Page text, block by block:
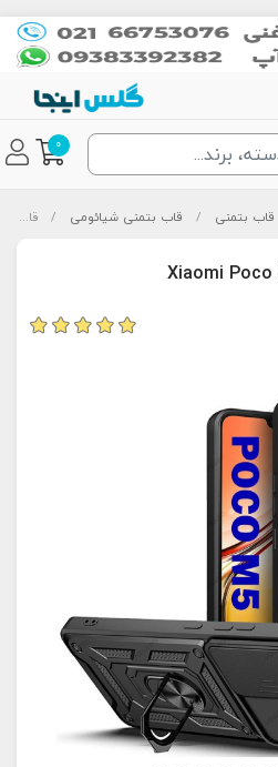
0
قاب بتمنی / قاب بتمنی شیائومی / قاب بتمنی شیائومی Xiaomi Poco M5